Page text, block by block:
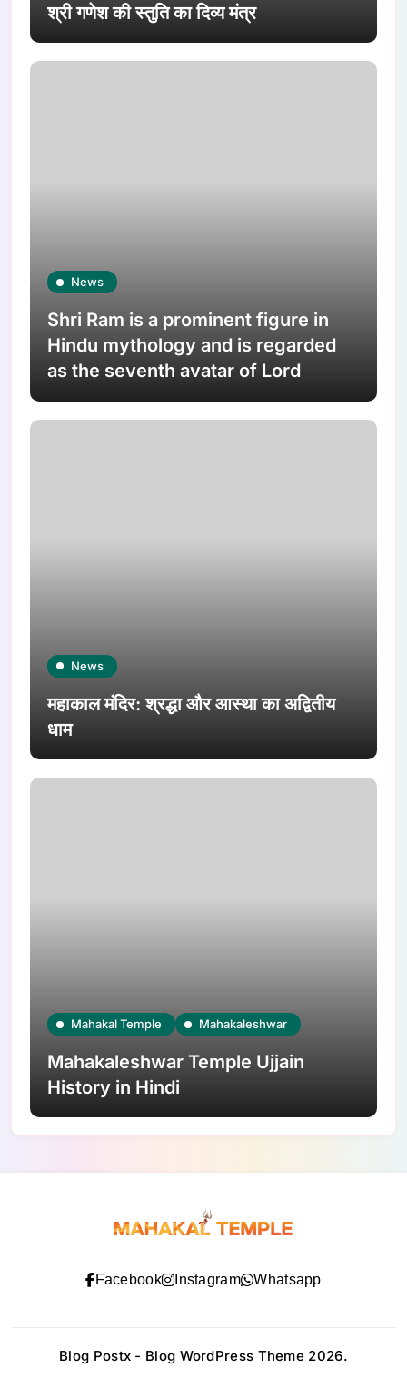
श्री गणेश की स्तुति का दिव्य मंत्र
News
Shri Ram is a prominent figure in
Hindu mythology and is regarded
as the seventh avatar of Lord
Vishnu. He was born as the son of
King Dasharatha and Queen
News
महाकाल मंदिर: श्रद्धा और आस्था का अद्वितीय
धाम
Mahakal Temple Mahakaleshwar
Mahakaleshwar Temple Ujjain
History in Hindi
Facebook Instagram Whatsapp
Blog Postx - Blog WordPress Theme 2026.